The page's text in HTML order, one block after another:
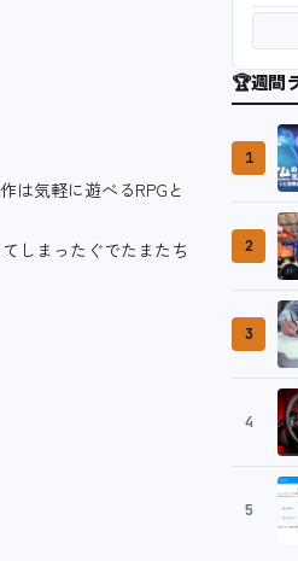
は気軽に遊べるRPGと
しまったぐでたまたち
🏆週間
1
2
3
4
5